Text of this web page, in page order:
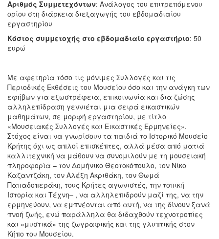
ΑΝΘΕΚΤΙΚΗ
ΠΟΛΗ
Αριθμός Συμμετεχόντων: Ανάλογος του επιτρεπόμενου
ορίου στη διάρκεια διεξαγωγής του εβδομαδιαίου
εργαστηρίου
Κόστος συμμετοχής στο εβδομαδιαίο εργαστήριο: 50
ευρώ
Με αφετηρία τόσο τις μόνιμες Συλλογές και τις
Περιοδικές Εκθέσεις του Μουσείου όσο και την ανάγκη των
εφήβων για εξωστρέφεια, επικοινωνία και δια ζώσης
αλληλεπίδραση γεννιέται μια σειρά εικαστικών
μαθημάτων, σε μορφή εργαστηρίου, με τίτλο
«Μουσειακές Συλλογές και Εικαστικές Ερμηνείες».
Στόχος είναι να γνωρίσουν τα παιδιά το Ιστορικό Μουσείο
Κρήτης όχι ως απλοί επισκέπτες, αλλά μέσα από ματιά
καλλιτεχνική να μάθουν να συνομιλούν με τη μουσειακή
πληροφορία – τον Δομήνικο Θεοτοκόπουλο, τον Νίκο
Καζαντζάκη, τον Αλέξη Ακριθάκη, τον Θωμά
Παπαδοπεράκη, τους Κρήτες αγωνιστές, την τοπική
Ιστορία και Τέχνη– , να αλληλεπιδρούν μαζί της, να την
ερμηνεύουν, να εμπνέονται από αυτή, να της δίνουν ξανά
πνοή ζωής, ενώ παράλληλα θα διδαχθούν τεχνοτροπίες
και «μυστικά» της ζωγραφικής και της γλυπτικής στον
Κήπο του Μουσείου.